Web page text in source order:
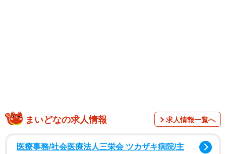
まいどなの求人情報 求人情報一覧へ
医療事務/社会医療法人三栄会 ツカザキ病院/主